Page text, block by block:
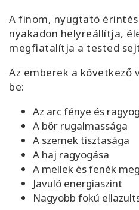
A finom, nyugtató érintés
nyakadon helyreállítja,
megfiatalítja a tested
Az emberek a következő
be:
Az arc fénye és
A bőr rugalmassága
A szemek tisztasága
A haj ragyogása
A mellek és fenék
Javuló energiaszint
Nagyobb fokú